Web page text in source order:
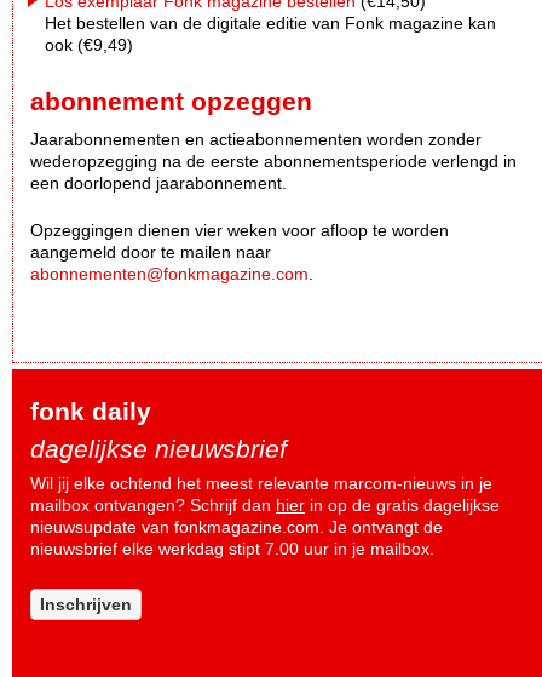
Het bestellen van de digitale editie van Fonk magazine kan
ook (€9,49)
abonnement opzeggen
Jaarabonnementen en actieabonnementen worden zonder
wederopzegging na de eerste abonnementsperiode verlengd in
een doorlopend jaarabonnement.
Opzeggingen dienen vier weken voor afloop te worden
aangemeld door te mailen naar
abonnementen@fonkmagazine.com
fonk daily
dagelijkse nieuwsbrief
Wil jij elke ochtend het meest relevante marcom-nieuws in je
mailbox ontvangen? Schrijf dan hier in op de gratis dagelijkse
nieuwsupdate van fonkmagazine.com. Je ontvangt de
nieuwsbrief elke werkdag stipt 7.00 uur in je mailbox.
Inschrijven